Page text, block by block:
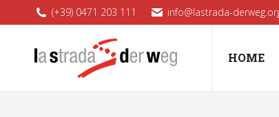
(+39) 0471 203 111 info@lastrada-
HOME